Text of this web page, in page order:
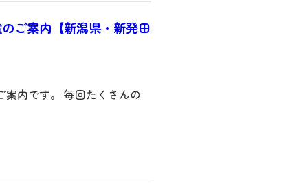
ご案内【新潟県・新発田
内です。 毎回たくさんの